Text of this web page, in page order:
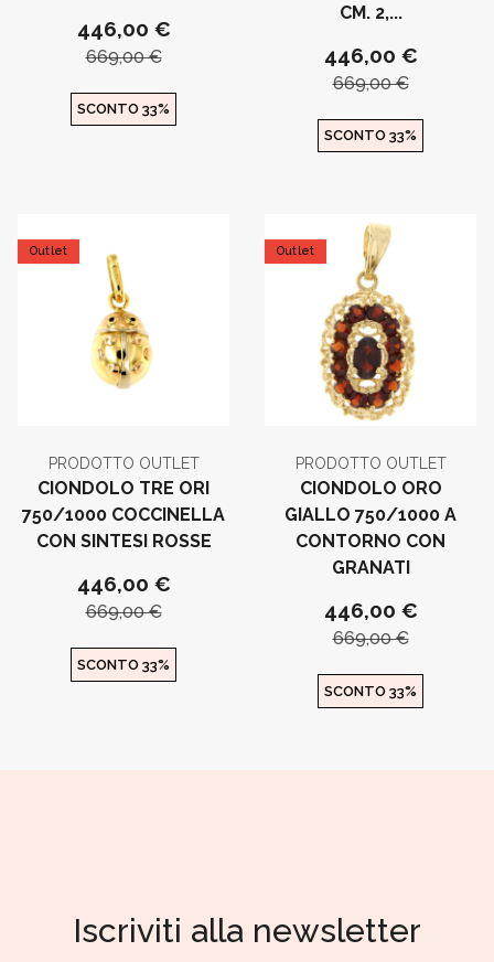
446,00 €
669,00 €
SCONTO 33%
CM. 2,...
446,00 €
669,00 €
SCONTO 33%
Outlet
PRODOTTO OUTLET
CIONDOLO TRE ORI
750/1000 COCCINELLA
CON SINTESI ROSSE
446,00 €
669,00 €
SCONTO 33%
Outlet
PRODOTTO OUTLET
CIONDOLO ORO
GIALLO 750/1000 A
CONTORNO CON
GRANATI
446,00 €
669,00 €
SCONTO 33%
Iscriviti alla newsletter